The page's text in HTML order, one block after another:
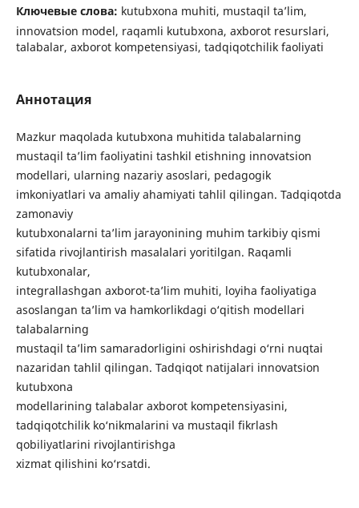
Ключевые слова: kutubxona muhiti, mustaqil ta’lim,
innovatsion model, raqamli kutubxona, axborot resurslari,
talabalar, axborot kompetensiyasi, tadqiqotchilik faoliyati
Аннотация
Mazkur maqolada kutubxona muhitida talabalarning
mustaqil ta’lim faoliyatini tashkil etishning innovatsion
modellari, ularning nazariy asoslari, pedagogik
imkoniyatlari va amaliy ahamiyati tahlil qilingan. Tadqiqotda
zamonaviy
kutubxonalarni ta’lim jarayonining muhim tarkibiy qismi
sifatida rivojlantirish masalalari yoritilgan. Raqamli
kutubxonalar,
integrallashgan axborot-ta’lim muhiti, loyiha faoliyatiga
asoslangan ta’lim va hamkorlikdagi o‘qitish modellari
talabalarning
mustaqil ta’lim samaradorligini oshirishdagi o‘rni nuqtai
nazaridan tahlil qilingan. Tadqiqot natijalari innovatsion
kutubxona
modellarining talabalar axborot kompetensiyasini,
tadqiqotchilik ko‘nikmalarini va mustaqil fikrlash
qobiliyatlarini rivojlantirishga
xizmat qilishini ko‘rsatdi.